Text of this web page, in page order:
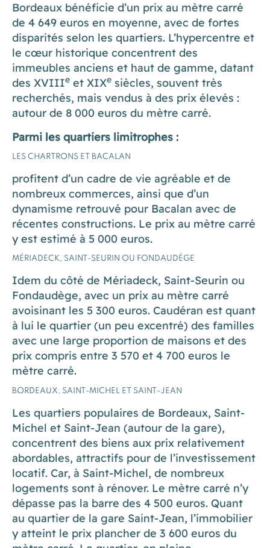
Bordeaux bénéficie d’un prix au mètre carré
de 4 649 euros en moyenne, avec de fortes
disparités selon les quartiers. L’hypercentre et
le cœur historique concentrent des
immeubles anciens et haut de gamme, datant
des XVIIIe et XIXe siècles, souvent très
recherchés, mais vendus à des prix élevés :
autour de 8 000 euros du mètre carré.
Parmi les quartiers limitrophes :
LES CHARTRONS ET BACALAN
profitent d’un cadre de vie agréable et de
nombreux commerces, ainsi que d’un
dynamisme retrouvé pour Bacalan avec de
récentes constructions. Le prix au mètre carré
y est estimé à 5 000 euros.
MÉRIADECK, SAINT-SEURIN OU FONDAUDÈGE
Idem du côté de Mériadeck, Saint-Seurin ou
Fondaudège, avec un prix au mètre carré
avoisinant les 5 300 euros. Caudéran est quant
à lui le quartier (un peu excentré) des familles
avec une large proportion de maisons et des
prix compris entre 3 570 et 4 700 euros le
mètre carré.
BORDEAUX, SAINT-MICHEL ET SAINT-JEAN
Les quartiers populaires de Bordeaux, Saint-
Michel et Saint-Jean (autour de la gare),
concentrent des biens aux prix relativement
abordables, attractifs pour de l’investissement
locatif. Car, à Saint-Michel, de nombreux
logements sont à rénover. Le mètre carré n’y
dépasse pas la barre des 4 500 euros. Quant
au quartier de la gare Saint-Jean, l’immobilier
y atteint le prix plancher de 3 600 euros du